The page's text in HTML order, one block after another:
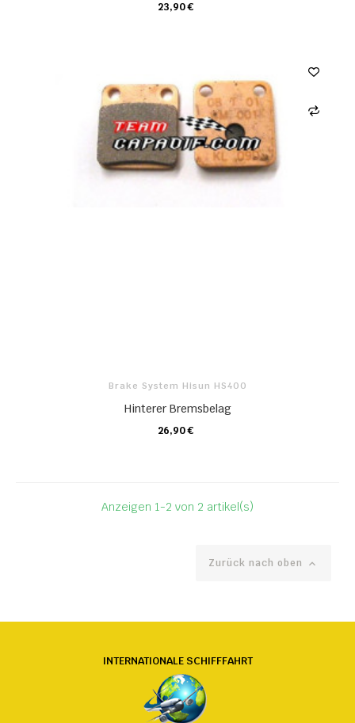
23,90 €
KARTE
Brake System Hisun HS400
Hinterer Bremsbelag
26,90 €
KARTE
Anzeigen 1-2 von 2 artikel(s)
Zurück nach oben 
INTERNATIONALE SCHIFFFAHRT